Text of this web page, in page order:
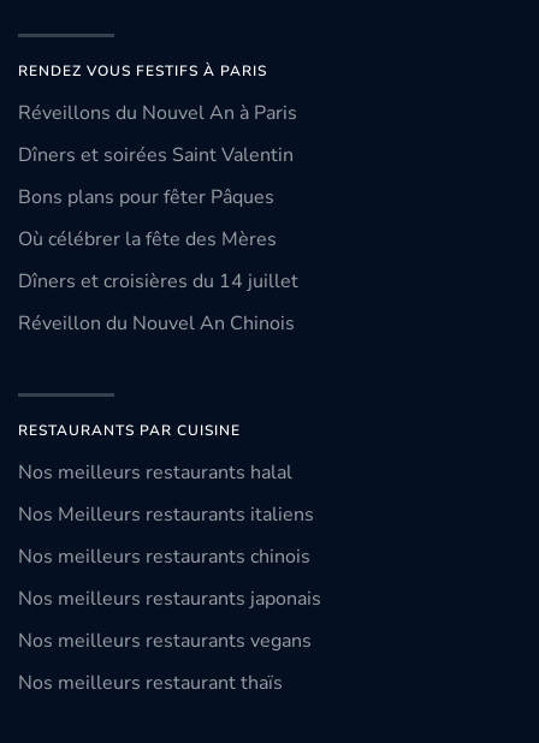
RENDEZ VOUS FESTIFS À PARIS
Réveillons du Nouvel An à Paris
Dîners et soirées Saint Valentin
Bons plans pour fêter Pâques
Où célébrer la fête des Mères
Dîners et croisières du 14 juillet
Réveillon du Nouvel An Chinois
RESTAURANTS PAR CUISINE
Nos meilleurs restaurants halal
Nos Meilleurs restaurants italiens
Nos meilleurs restaurants chinois
Nos meilleurs restaurants japonais
Nos meilleurs restaurants vegans
Nos meilleurs restaurant thaïs